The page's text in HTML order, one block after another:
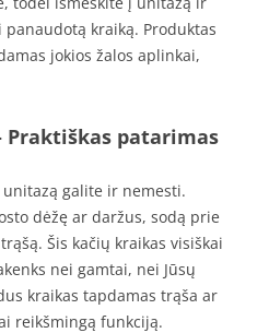
kraiką. Produktas
jokios žalos aplinkai,
Praktiškas patarimas
galite ir nemesti.
dėžę ar daržus, sodą prie
Šis kačių kraikas visiškai
nei gamtai, nei Jūsų
kraikas tapdamas trąša ar
reikšmingą funkciją.